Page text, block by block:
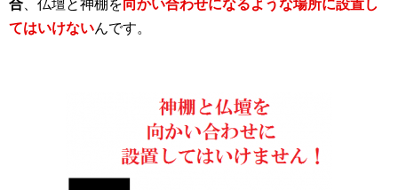
合 、仏壇と神棚を向かい合わせになるような場所に設置し
てはいけないんです。